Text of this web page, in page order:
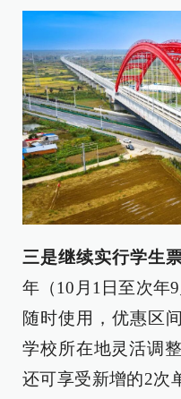
三是继续实行学生
年（10月1日至次年
随时使用，优惠区
学校所在地灵活调
还可享受新增的2次